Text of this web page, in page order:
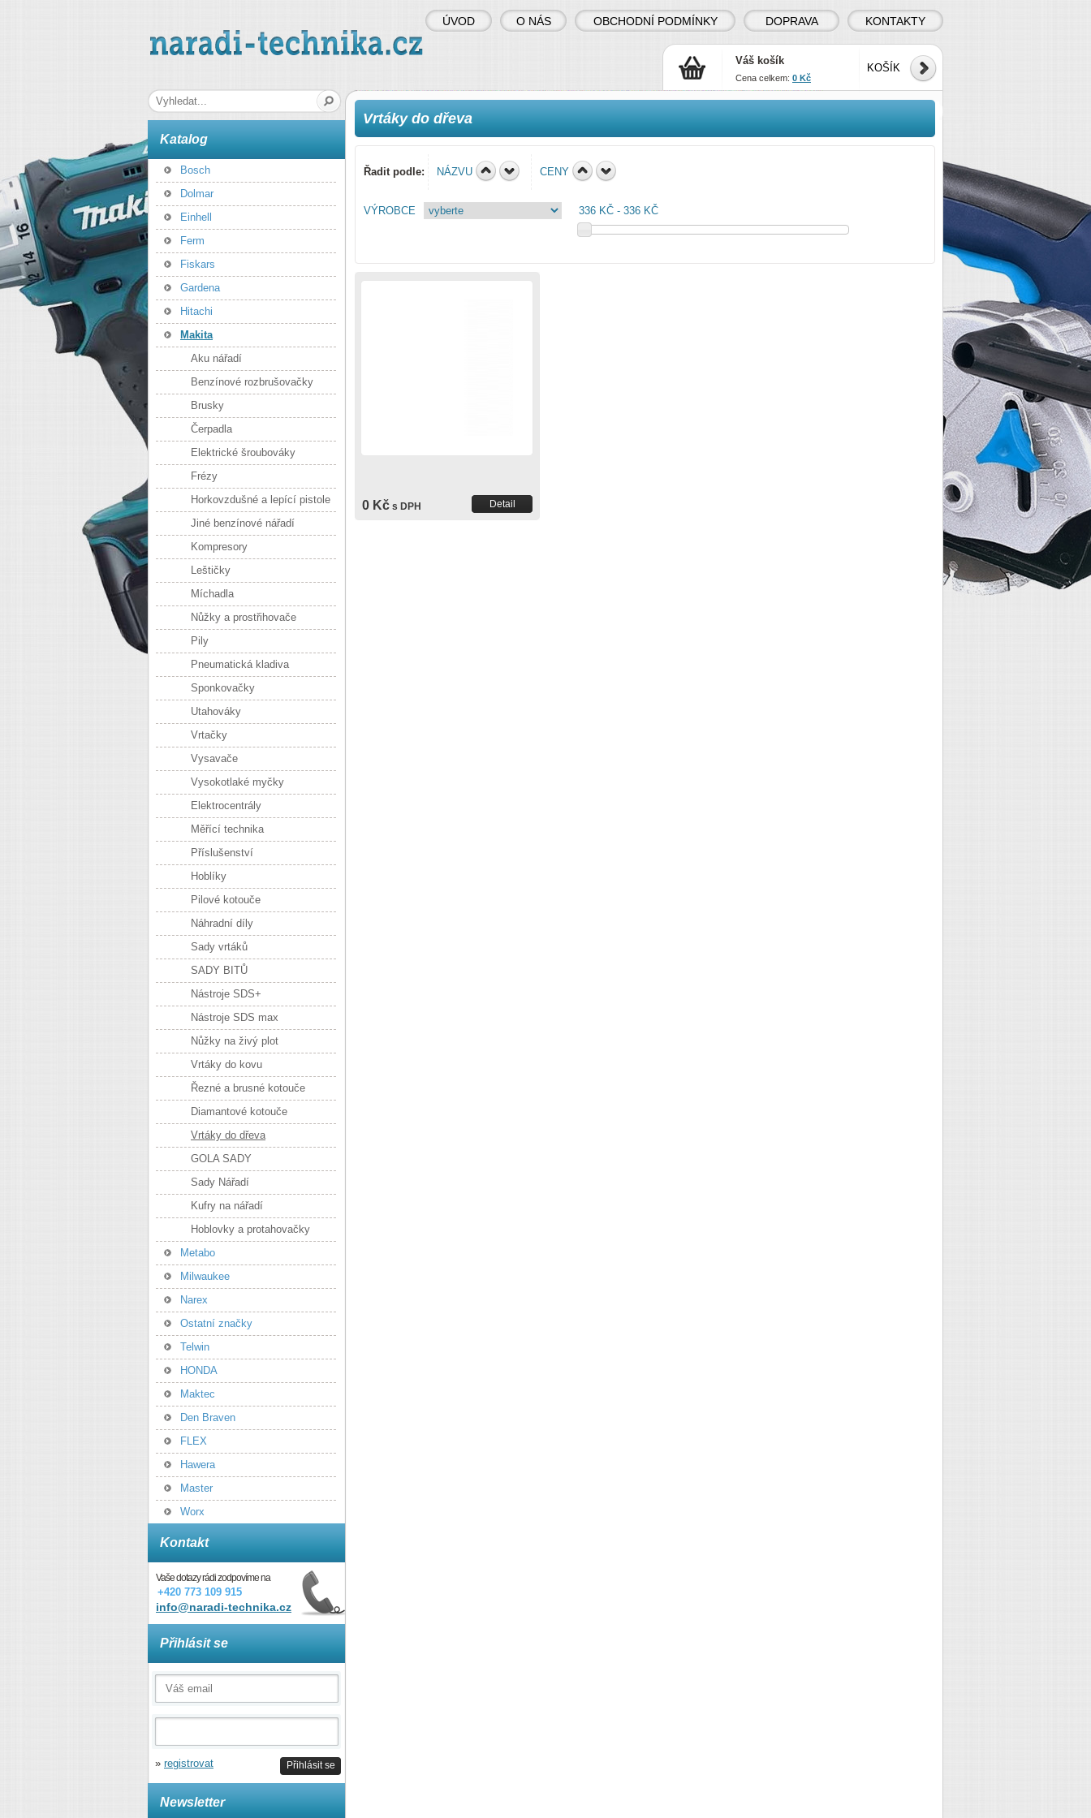
naradi-technika.cz
Vrtáky do dřeva
Řadit podle: NÁZVU CENY
336 KČ 336 KČ
VÝROBCE
0 Kč s DPH Detail
Katalog
Bosch
Dolmar
Einhell
Ferm
Fiskars
Gardena
Hitachi
Makita
Aku nářadí
Benzínové rozbrušovačky
Brusky
Čerpadla
Elektrické šroubováky
Frézy
Horkovzdušné a lepící pistole
Jiné benzínové nářadí
Kompresory
Leštičky
Míchadla
Nůžky a prostřihovače
Pily
Pneumatická kladiva
Sponkovačky
Utahováky
Vrtačky
Vysavače
Vysokotlaké myčky
Elektrocentrály
Měřící technika
Příslušenství
Hoblíky
Pilové kotouče
Náhradní díly
Sady vrtáků
SADY BITŮ
Nástroje SDS+
Nástroje SDS max
Nůžky na živý plot
Vrtáky do kovu
Řezné a brusné kotouče
Diamantové kotouče
Vrtáky do dřeva
GOLA SADY
Sady Nářadí
Kufry na nářadí
Hoblovky a protahovačky
Metabo
Milwaukee
Narex
Ostatní značky
Telwin
HONDA
Maktec
Den Braven
FLEX
Hawera
Master
Worx
Kontakt
Vaše dotazy rádi zodpovíme na
+420 773 109 915
info@naradi-technika.cz
Přihlásit se
Přihlásit se
» registrovat
Newsletter
ÚVOD O NÁS OBCHODNÍ PODMÍNKY DOPRAVA KONTAKTY
Hledaná fráze
KOŠÍK
Váš košík
Cena celkem: 0 Kč